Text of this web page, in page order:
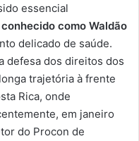
essencial
como Waldão
delicado de saúde.
defesa dos direitos dos
trajetória à frente
Rica, onde
em janeiro
do Procon de